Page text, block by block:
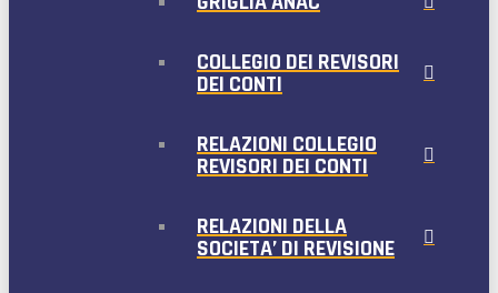
COLLEGIO DEI REVISORI
DEI CONTI
RELAZIONI COLLEGIO
REVISORI DEI CONTI
RELAZIONI DELLA
SOCIETA’ DI REVISIONE